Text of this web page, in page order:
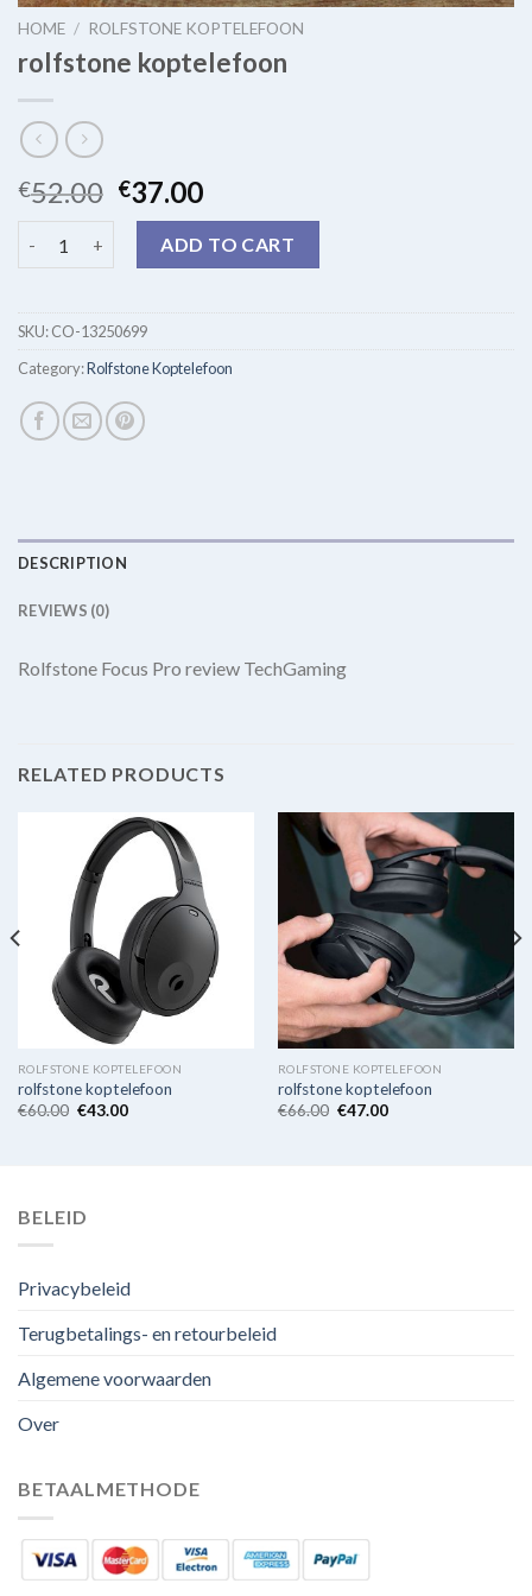
HOME / ROLFSTONE KOPTELEFOON
rolfstone koptelefoon
€52.00 €37.00
ADD TO CART
SKU:CO-13250699
Category:Rolfstone Koptelefoon
DESCRIPTION
REVIEWS (0)
Rolfstone Focus Pro review TechGaming
RELATED PRODUCTS
ROLFSTONE KOPTELEFOON
rolfstone koptelefoon
€60.00 €43.00
ROLFSTONE KOPTELEFOON
rolfstone koptelefoon
€66.00 €47.00
BELEID
Privacybeleid
Terugbetalings- en retourbeleid
Algemene voorwaarden
Over
BETAALMETHODE